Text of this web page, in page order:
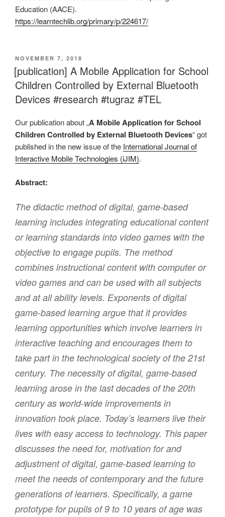
Education (AACE).
https://learntechlib.org/primary/p/224617/
VERÖFFENTLICHT
AM
NOVEMBER 7, 2018
[publication] A Mobile Application for School
Children Controlled by External Bluetooth
Devices #research #tugraz #TEL
Our publication about „A Mobile Application for School
Children Controlled by External Bluetooth Devices“ got
published in the new issue of the International Journal of
Interactive Mobile Technologies (iJIM).
Abstract:
The didactic method of digital, game-based
learning includes integrating educational content
or learning standards into video games with the
objective to engage pupils. The method
combines instructional content with computer or
video games and can be used with all subjects
and at all ability levels. Exponents of digital
game-based learning argue that it provides
learning opportunities which involve learners in
interactive teaching and encourages them to
take part in the technological society of the 21st
century. The necessity of digital, game-based
learning arose in the last decades of the 20th
century as world-wide improvements in
innovation took place. Today’s learners live their
lives with easy access to technology. This paper
discusses the need for, motivation for and
adjustment of digital, game-based learning to
meet the needs of contemporary and the future
generations of learners. Specifically, a game
prototype for pupils of 9 to 10 years of age was